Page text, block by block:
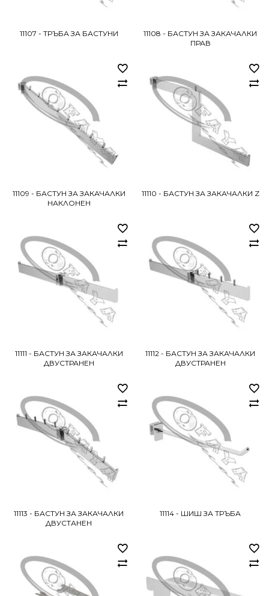
11107 - ТРЪБА ЗА БАСТУНИ
11108 - БАСТУН ЗА ЗАКАЧАЛКИ
ПРАВ
11109 - БАСТУН ЗА ЗАКАЧАЛКИ
НАКЛОНЕН
11110 - БАСТУН ЗА ЗАКАЧАЛКИ Z
11111 - БАСТУН ЗА ЗАКАЧАЛКИ
ДВУСТРАНЕН
11112 - БАСТУН ЗА ЗАКАЧАЛКИ
ДВУСТРАНЕН
11113 - БАСТУН ЗА ЗАКАЧАЛКИ
ДВУСТАНЕН
11114 - ШИШ ЗА ТРЪБА